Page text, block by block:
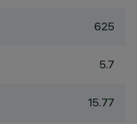
625
5.7
15.77